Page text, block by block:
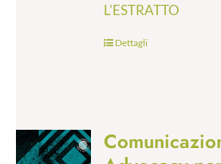
L'ESTRATTO
Dettagli